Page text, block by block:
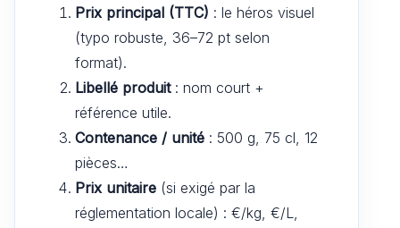
Prix principal (TTC) : le héros visuel
(typo robuste, 36–72 pt selon
format).
Libellé produit: nom court +
référence utile.
Contenance / unité : 500 g, 75 cl, 12
pièces…
Prix unitaire (si exigé par la
réglementation locale) : €/kg, €/L,